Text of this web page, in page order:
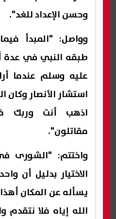
وحسن الإعداد للغد".
وواصل: "المبدأ
طبقه النبي في عدة
عليه وسلم عندما
استشار الأنصار وكان
اذهب أنت وربك
مقاتلون".
واختتم: "الشورى
الاختيار بدليل أن
يسأله عن المكان
الله إياه فلا نتقدم